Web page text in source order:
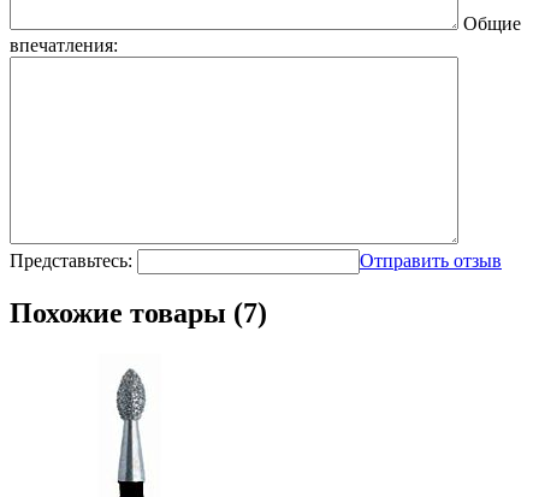
Общие
впечатления:
Представьтесь: Отправить отзыв
Похожие товары (7)